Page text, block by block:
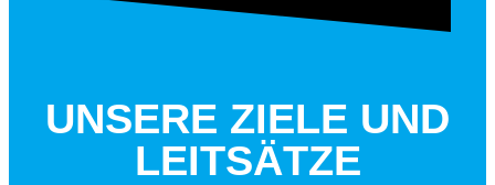
UNSERE ZIELE UND
LEITSÄTZE